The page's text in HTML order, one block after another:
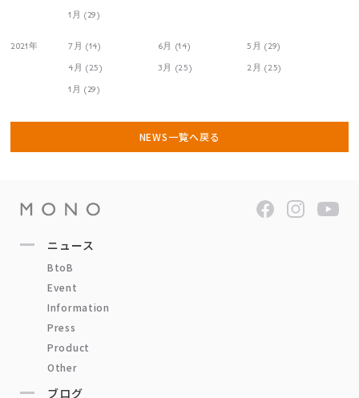
1月 (29)
2021年 7月 (14) 6月 (14)
5月 (29)
4月 (25)
3月 (25)
2月 (25)
1月 (29)
NEWS一覧へ戻る
ニュース
BtoB
Event
Information
Press
Product
Other
ブログ